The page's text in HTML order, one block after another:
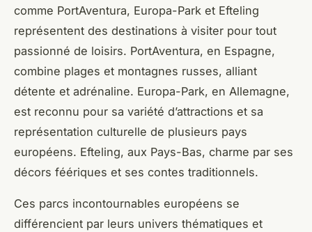
comme PortAventura, Europa-Park et Efteling
représentent des destinations à visiter pour tout
passionné de loisirs. PortAventura, en Espagne,
combine plages et montagnes russes, alliant
détente et adrénaline. Europa-Park, en Allemagne,
est reconnu pour sa variété d’attractions et sa
représentation culturelle de plusieurs pays
européens. Efteling, aux Pays-Bas, charme par ses
décors féériques et ses contes traditionnels.
Ces parcs incontournables européens se
différencient par leurs univers thématiques et